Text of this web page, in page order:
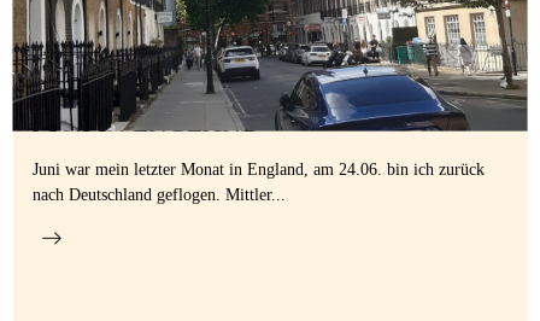
werden
11:17 20. Juli 2022
JUNI IN ENGLAND
Juni war mein letzter Monat in England, am 24.06. bin ich zurück
nach Deutschland geflogen. Mittler...